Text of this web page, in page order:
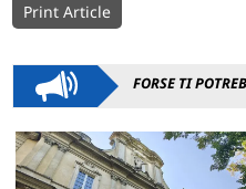
Print Article
FORSE TI